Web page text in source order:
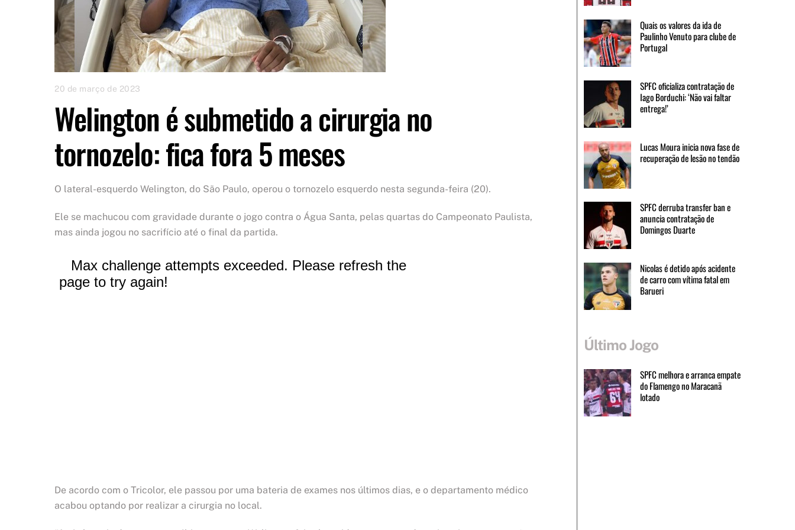
20 de março de 2023
Welington é submetido a cirurgia no
tornozelo: fica fora 5 meses
O lateral-esquerdo Welington, do São Paulo, operou o tornozelo esquerdo nesta segunda-feira (20).
Ele se machucou com gravidade durante o jogo contra o Água Santa, pelas quartas do Campeonato Paulista,
mas ainda jogou no sacrifício até o final da partida.
De acordo com o Tricolor, ele passou por uma bateria de exames nos últimos dias, e o departamento médico
acabou optando por realizar a cirurgia no local.
Quais os valores da ida de
Paulinho Venuto para clube de
Portugal
SPFC oficializa contratação de
Iago Borduchi: ‘Não vai faltar
entrega!’
Lucas Moura inicia nova fase de
recuperação de lesão no tendão
SPFC derruba transfer ban e
anuncia contratação de
Domingos Duarte
Nicolas é detido após acidente
de carro com vítima fatal em
Barueri
Último Jogo
SPFC melhora e arranca empate
do Flamengo no Maracanã
lotado